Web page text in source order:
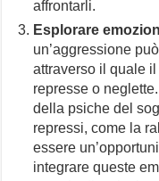
affrontarli.
Esplorare
un’aggressione
attraverso il quale
represse o
della psiche del
repressi, come la
essere
integrare queste